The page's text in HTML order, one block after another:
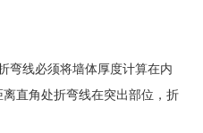
弯线必须将墙体厚度计算在内
离直角处折弯线在突出部位，折